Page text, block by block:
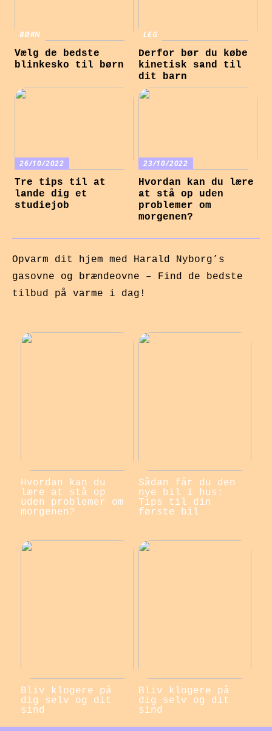
BØRN
Vælg de bedste
blinkesko til børn
LEG
Derfor bør du købe
kinetisk sand til
dit barn
26/10/2022
Tre tips til at
lande dig et
studiejob
23/10/2022
Hvordan kan du lære
at stå op uden
problemer om
morgenen?
Opvarm dit hjem med Harald Nyborg’s
gasovne og brændeovne – Find de bedste
tilbud på varme i dag!
Hvordan kan du
lære at stå op
uden problemer om
morgenen?
Sådan får du den
nye bil i hus:
Tips til din
første bil
Bliv klogere på
dig selv og dit
sind
Bliv klogere på
dig selv og dit
sind